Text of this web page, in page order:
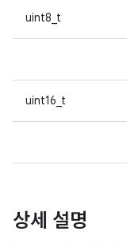
uint8_t
uint16_t
상세 설명